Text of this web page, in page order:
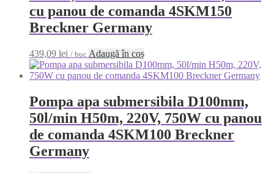
cu panou de comanda 4SKM150
Breckner Germany
439,09 lei / buc Adaugă în coș
Pompa apa submersibila D100mm,
50l/min H50m, 220V, 750W cu panou
de comanda 4SKM100 Breckner
Germany